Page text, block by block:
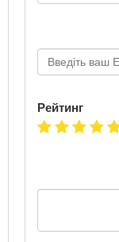
Рейтинг